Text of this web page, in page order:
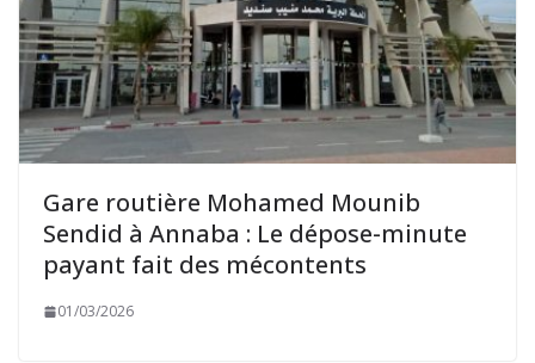
Gare routière Mohamed Mounib
Sendid à Annaba : Le dépose-minute
payant fait des mécontents
01/03/2026